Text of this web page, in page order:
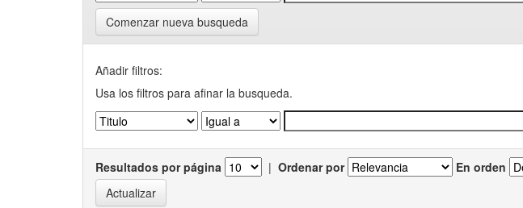
Comenzar nueva busqueda
Añadir filtros:
Usa los filtros para afinar la busqueda.
Resultados por página | Ordenar por En orden